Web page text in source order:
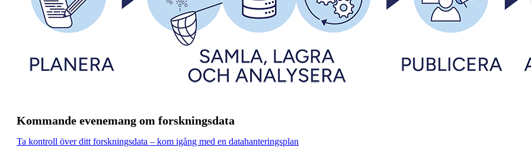
Kommande evenemang om forskningsdata
Ta kontroll över ditt forskningsdata – kom igång med en datahanteringsplan